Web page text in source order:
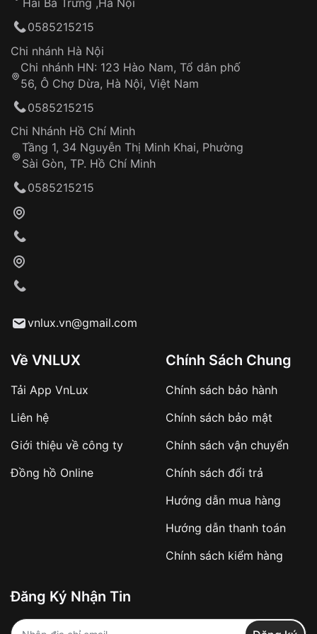
Hotline: 0585 215 215
Từ khóa SEO:
Khách hàng kiểm tra và thanh toán trực tiếp
Từ khóa SEO:
sản phẩm đặc biệt
Khách hàng cần
đặt cọc trước 10% giá trị đơn
hàng
Số tiền còn lại thanh toán khi nhận hàng hoặc
✔️ Hạn chế tình trạng hủy đơn không mong
Từ khóa SEO:
thống VNLUX
Đảm bảo quyền lợi khách hàng
Đồng hành cùng khách hàng trong suốt quá
trình sử dụng
Hai Bà Trưng ,Hà Nội
0585215215
Chi nhánh Hà Nội
Chi nhánh HN: 123 Hào Nam, Tổ dân phố
56, Ô Chợ Dừa, Hà Nội, Việt Nam
0585215215
Chi Nhánh Hồ Chí Minh
Tầng 1, 34 Nguyễn Thị Minh Khai, Phường
Sài Gòn, TP. Hồ Chí Minh
0585215215
vnlux.vn@gmail.com
Về VNLUX
Tải App VnLux
Liên hệ
Giới thiệu về công ty
Đồng hồ Online
Chính Sách Chung
Chính sách bảo hành
Chính sách bảo mật
Chính sách vận chuyển
Chính sách đổi trả
Hướng dẫn mua hàng
Hướng dẫn thanh toán
Chính sách kiểm hàng
Đăng Ký Nhận Tin